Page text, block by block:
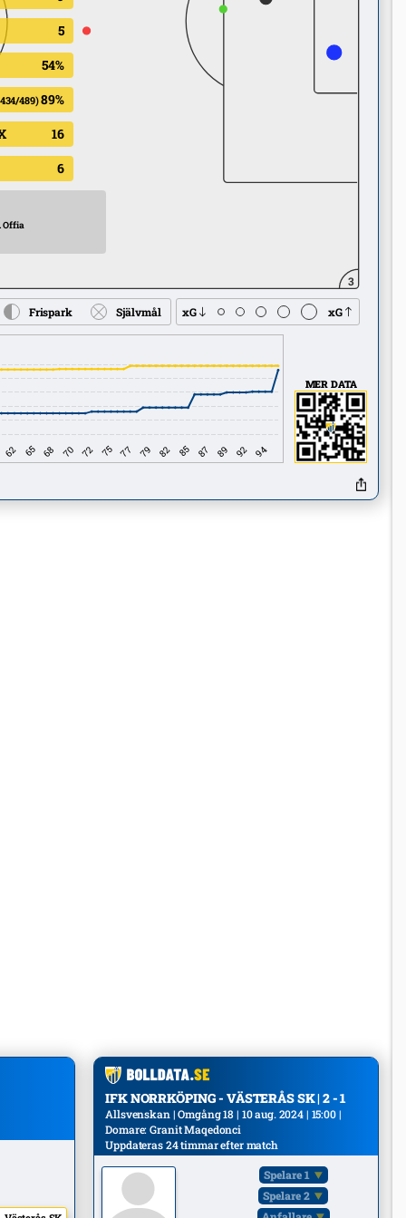
5
54%
489)89%
16
6
Offia
3
Frispark Självmål xG xG
MER DATA
IFK NORRKÖPING - VÄSTERÅS SK | 2 - 1
Allsvenskan | Omgång 18 | 10 aug. 2024 | 15:00 |
Domare: Granit Maqedonci
Uppdateras 24 timmar efter match
Spelare 1
Spelare 2